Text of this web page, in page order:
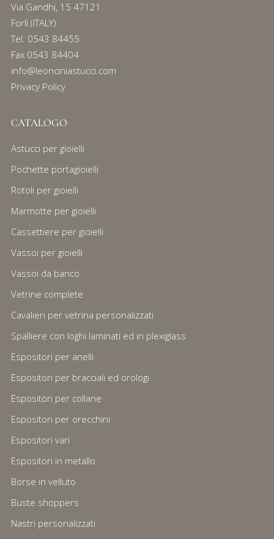
Via Gandhi, 15 47121
Forlì (ITALY)
Tel. 0543 84455
Fax 0543 84404
info@leonciniastucci.com
Privacy Policy
CATALOGO
Astucci per gioielli
Pochette portagioielli
Rotoli per gioielli
Marmotte per gioielli
Cassettiere per gioielli
Vassoi per gioielli
Vassoi da banco
Vetrine complete
Cavalieri per vetrina personalizzati
Spalliere con loghi laminati ed in plexiglass
Espositori per anelli
Espositori per bracciali ed orologi
Espositori per collane
Espositori per orecchini
Espositori vari
Espositori in metallo
Borse in velluto
Buste shoppers
Nastri personalizzati